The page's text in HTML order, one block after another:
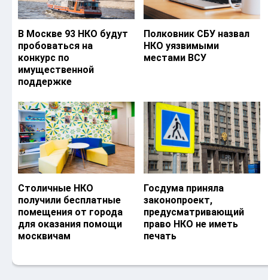
В Москве 93 НКО будут
пробоваться на
конкурс по
имущественной
поддержке
Полковник СБУ назвал
НКО уязвимыми
местами ВСУ
Столичные НКО
получили бесплатные
помещения от города
для оказания помощи
москвичам
Госдума приняла
законопроект,
предусматривающий
право НКО не иметь
печать